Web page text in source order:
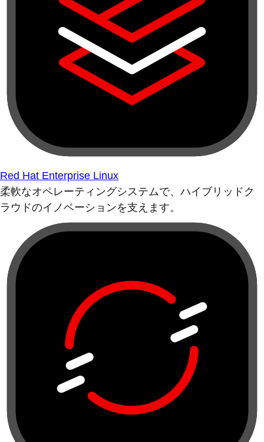
Red Hat Enterprise Linux
柔軟なオペレーティングシステムで、ハイブリッドク
ラウドのイノベーションを支えます。